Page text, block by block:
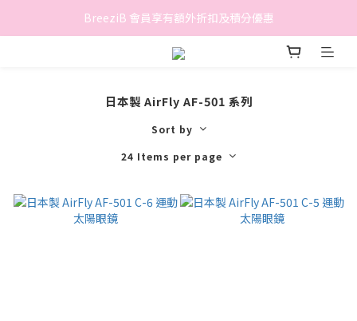
香港地區滿$500免費送貨 (離島區及偏遠地區除外)
BreeziB 會員享有額外折扣及積分優惠
香港地區滿$500免費送貨 (離島區及偏遠地區除外)
日本製 AirFly AF-501 系列
Sort by
24 Items per page